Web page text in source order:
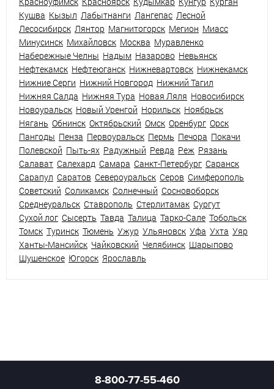
Кушва Кызыл Лабытнанги Лангепас Лесной
Лесосибирск Лянтор Магнитогорск Мегион Миасс
Минусинск Михайловск Москва Муравленко
Набережные Челны Надым Назарово Невьянск
Нефтекамск Нефтеюганск Нижневартовск Нижнекамск
Нижние Серги Нижний Новгород Нижний Тагил
Нижняя Салда Нижняя Тура Новая Ляля Новосибирск
Новоуральск Новый Уренгой Норильск Ноябрьск
Нягань Обнинск Октябрьский Омск Оренбург Орск
Пангоды Пенза Первоуральск Пермь Печора Покачи
Полевской Пыть-ях Радужный Ревда Реж Рязань
Салават Салехард Самара Санкт-Петербург Саранск
Сарапул Саратов Североуральск Серов Симферополь
Советский Соликамск Солнечный Сосновоборск
Среднеуральск Ставрополь Стерлитамак Сургут
Сухой лог Сысерть Тавда Талица Тарко-Сале Тобольск
Томск Туринск Тюмень Ужур Ульяновск Уфа Ухта Уяр
Ханты-Мансийск Чайковский Челябинск Шарыпово
Шушенское Югорск Ярославль
8-800-77-55-460